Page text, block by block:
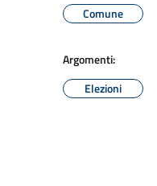
Comune
Argomenti:
Elezioni